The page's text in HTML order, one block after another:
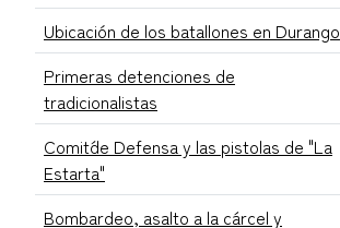
Ubicación de los batallones en Durango
Primeras detenciones de
tradicionalistas
Comit´de Defensa y las pistolas de "La
Estarta"
Bombardeo, asalto a la cárcel y